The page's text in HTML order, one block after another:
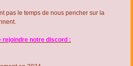
pas le temps de nous pencher sur la
rejoindre notre discord :